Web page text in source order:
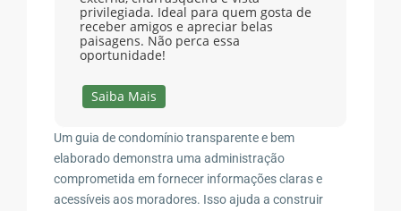
privilegiada. Ideal para quem gosta de
receber amigos e apreciar belas
paisagens. Não perca essa
oportunidade!
Saiba Mais
Um guia de condomínio transparente e bem
elaborado demonstra uma administração
comprometida em fornecer informações claras e
acessíveis aos moradores. Isso ajuda a construir